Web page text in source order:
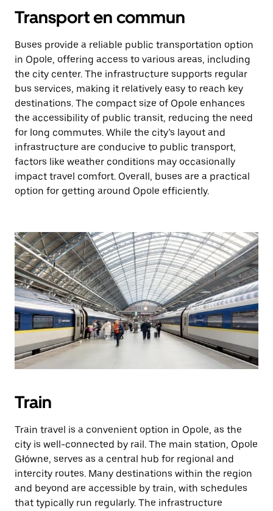
Transport en commun
Buses provide a reliable public transportation option
in Opole, offering access to various areas, including
the city center. The infrastructure supports regular
bus services, making it relatively easy to reach key
destinations. The compact size of Opole enhances
the accessibility of public transit, reducing the need
for long commutes. While the city’s layout and
infrastructure are conducive to public transport,
factors like weather conditions may occasionally
impact travel comfort. Overall, buses are a practical
option for getting around Opole efficiently.
Train
Train travel is a convenient option in Opole, as the
city is well-connected by rail. The main station, Opole
Główne, serves as a central hub for regional and
intercity routes. Many destinations within the region
and beyond are accessible by train, with schedules
that typically run regularly. The infrastructure